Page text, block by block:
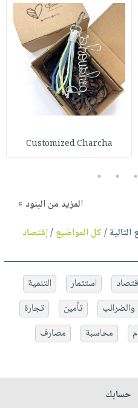
Customized Charcha
3
4
5
المزيد من البنود »
/كل المواضيع/إقتصاد
استثمار
التنمية
والضرائب تأمين
تجارة
محاسبة مصارف
حسابك